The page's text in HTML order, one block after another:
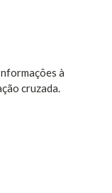
à
cruzada.